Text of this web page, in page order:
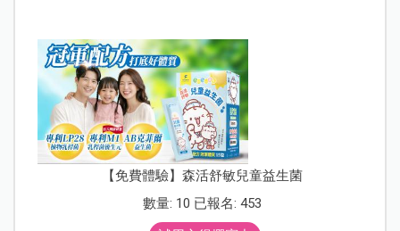
【免費體驗】森活舒敏兒童益生菌
數量: 10 已報名: 453